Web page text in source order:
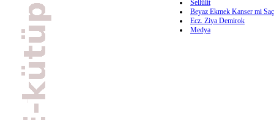
Sellülit
Beyaz Ekmek Kanser mi
Ecz. Ziya Demirok
Medya